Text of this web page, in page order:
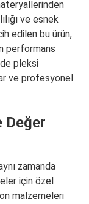
ve esnek
edilen bu ürün,
performans
pleksi
ve profesyonel
Değer
zamanda
için özel
malzemeleri